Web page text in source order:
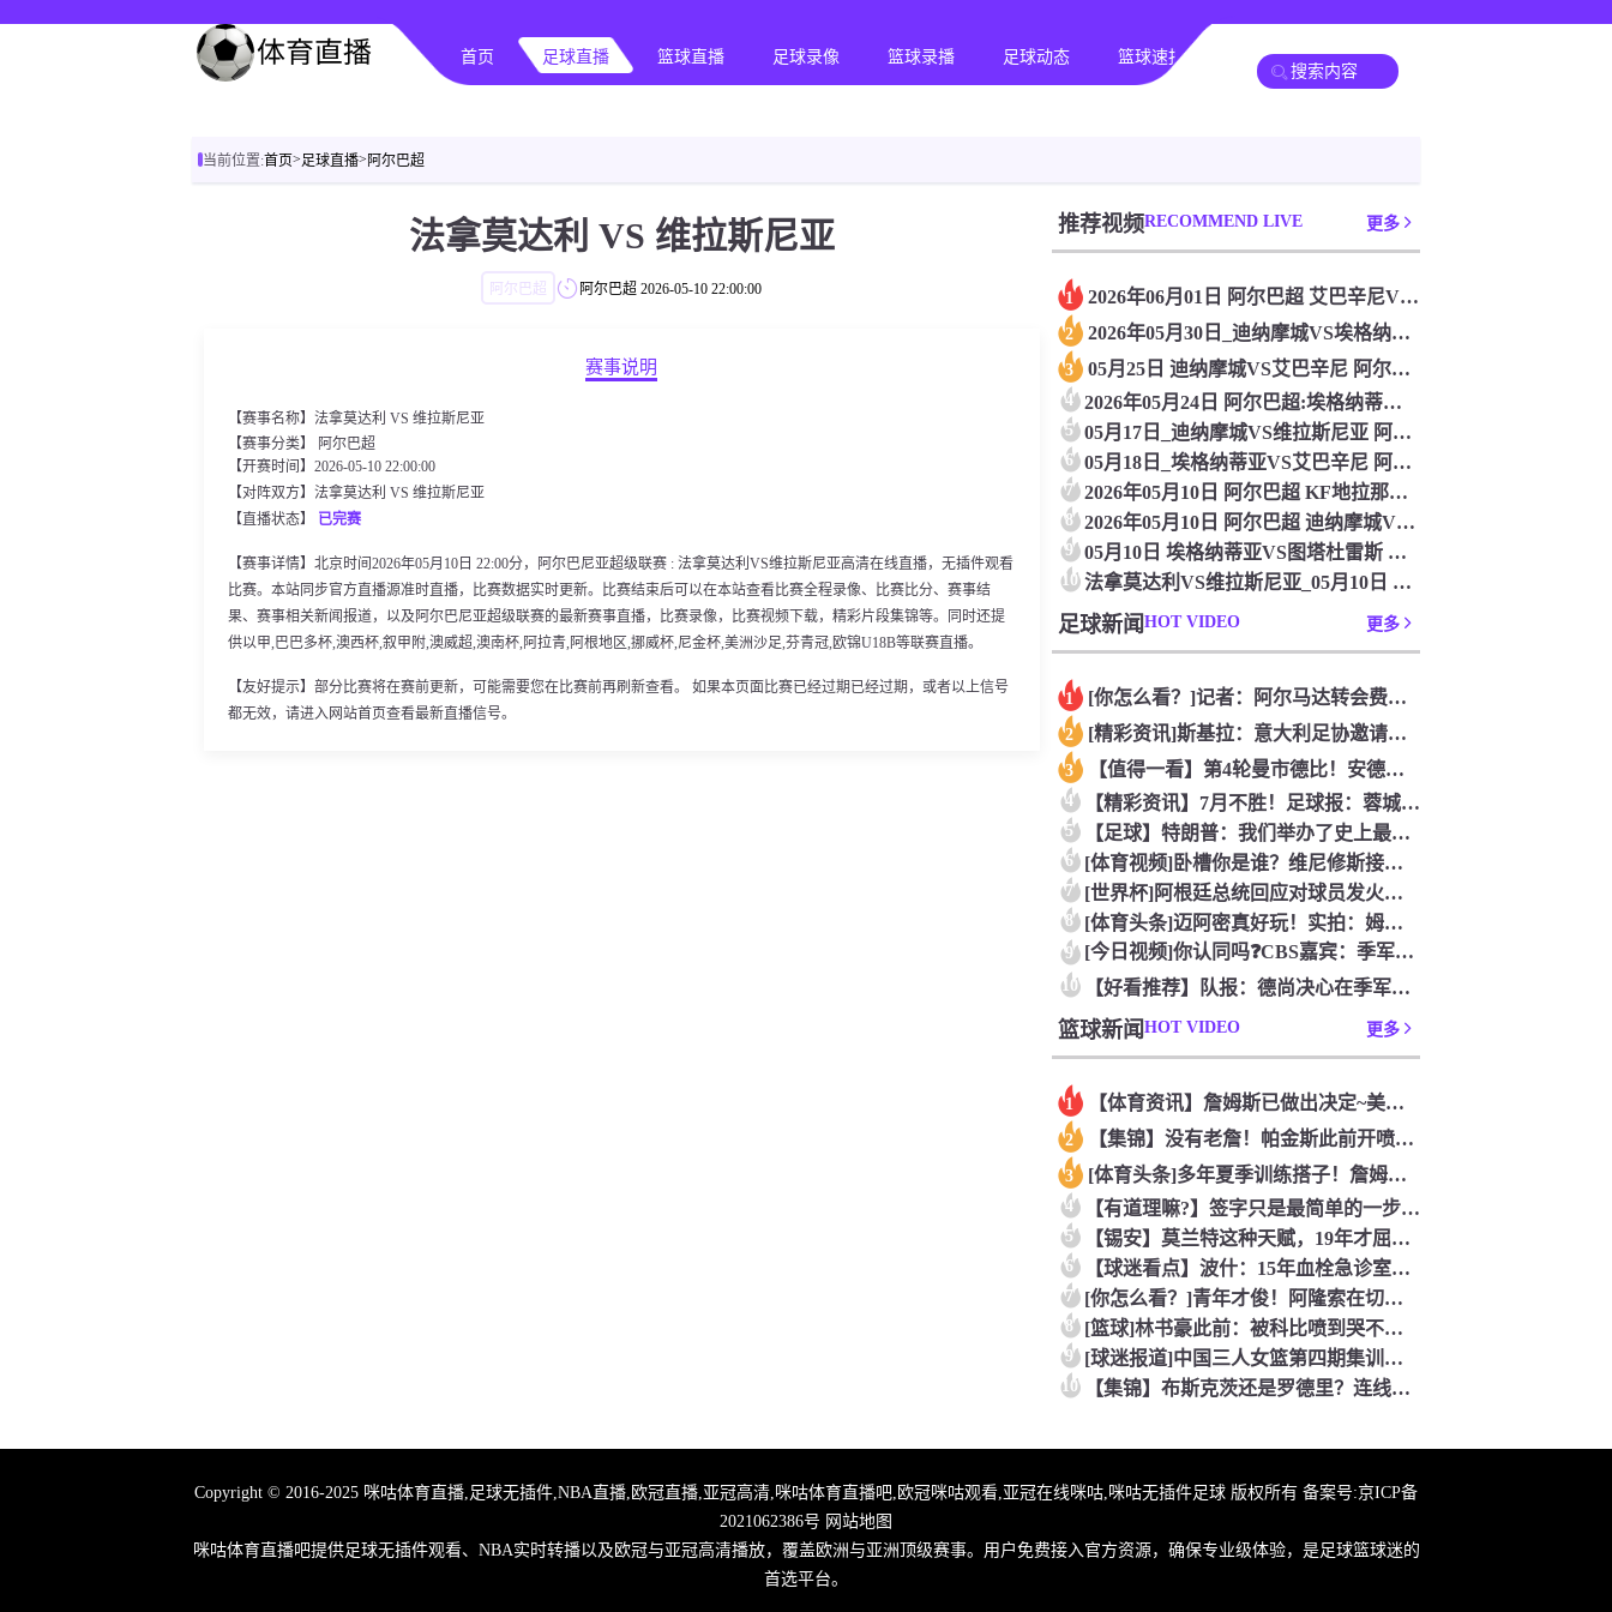
首页 足球直播 篮球直播 足球录像 篮球录播 足球动态 篮球速报 全球联赛
当前位置:首页>足球直播> 阿尔巴超
法拿莫达利 VS 维拉斯尼亚
阿尔巴超 阿尔巴超 2026-05-10 22:00:00
赛事说明
【赛事名称】法拿莫达利 VS 维拉斯尼亚
【赛事分类】
阿尔巴超
【开赛时间】2026-05-10 22:00:00
【对阵双方】法拿莫达利 VS 维拉斯尼亚
【直播状态】 已完赛
【赛事详情】北京时间2026年05月10日 22:00分，阿尔巴尼亚超级联赛 : 法拿莫达利VS维拉斯尼亚高清在线直播，无插件观看
比赛。本站同步官方直播源准时直播，比赛数据实时更新。比赛结束后可以在本站查看比赛全程录像、比赛比分、赛事结
果、赛事相关新闻报道，以及阿尔巴尼亚超级联赛的最新赛事直播，比赛录像，比赛视频下载，精彩片段集锦等。同时还提
供以甲,巴巴多杯,澳西杯,叙甲附,澳威超,澳南杯,阿拉青,阿根地区,挪威杯,尼金杯,美洲沙足,芬青冠,欧锦U18B等联赛直播。
【友好提示】部分比赛将在赛前更新，可能需要您在比赛前再刷新查看。 如果本页面比赛已经过期已经过期，或者以上信号
都无效，请进入网站首页查看最新直播信号。
推荐视频RECOMMEND LIVE 更多
1 2026年06月01日 阿尔巴超 艾巴辛尼VS维拉斯尼亚 免
2 2026年05月30日_迪纳摩城VS埃格纳蒂亚 阿尔巴超直播
3 05月25日 迪纳摩城VS艾巴辛尼 阿尔巴超 比赛直播
4 2026年05月24日 阿尔巴超:埃格纳蒂亚VS维拉斯尼亚_
5 05月17日_迪纳摩城VS维拉斯尼亚 阿尔巴超直播 在线观看
6 05月18日_埃格纳蒂亚VS艾巴辛尼 阿尔巴超直播 比赛在线
7 2026年05月10日 阿尔巴超 KF地拉那VS艾巴辛尼 无
8 2026年05月10日 阿尔巴超 迪纳摩城VS地拉那游击 免
9 05月10日 埃格纳蒂亚VS图塔杜雷斯 阿尔巴超[高清直播]
10 法拿莫达利VS维拉斯尼亚_05月10日 阿尔巴超[免费直播]
足球新闻 HOT VIDEO 更多
1 [你怎么看？]记者：阿尔马达转会费固定金额约2300万欧，外
2 [精彩资讯]斯基拉：意大利足协邀请布冯担任国家队领队，但遭到
3 【值得一看】第4轮曼市德比！安德森：从我知道曼市，曼城就是这
4 【精彩资讯】7月不胜！足球报：蓉城双冠王梦碎，近期成绩下滑要
5 【足球】特朗普：我们举办了史上最成功的一届世界杯
6 [体育视频]卧槽你是谁？维尼修斯接受下巴轮廓医美塑形，突然变
7 [世界杯]阿根廷总统回应对球员发火传言：我疯了才怪球员？全是
8 [体育头条]迈阿密真好玩！实拍：姆巴佩和女友被路人拍到在夜店
9 [今日视频]你认同吗❓️CBS嘉宾：季军赛的数据不应算进去，
10 【好看推荐】队报：德尚决心在季军赛体面告别，不希望以两连败收
篮球新闻 HOT VIDEO 更多
1 【体育资讯】詹姆斯已做出决定~美记：NBA预计会如期公布新赛
2 【集锦】没有老詹！帕金斯此前开喷：湖人靠东契奇和里夫斯没人会
3 [体育头条]多年夏季训练搭子！詹姆斯此前已经和马克西一同训练
4 【有道理嘛?】签字只是最简单的一步！米兰继续补充生力军！
5 【锡安】莫兰特这种天赋，19年才屈居第二，原来是出了锡安这个
6 【球迷看点】波什：15年血栓急诊室吸氧看到球队交易，我仍想复
7 [你怎么看？]青年才俊！阿隆索在切尔西上任后的第七堂训练课！
8 [篮球]林书豪此前：被科比喷到哭不是真的，但我和他曾五个月没
9 [球迷报道]中国三人女篮第四期集训开启 全力备战亚运会&奥运
10 【集锦】布斯克茨还是罗德里？连线博斯克：大师的选择会是谁？
Copyright © 2016-2025 咪咕体育直播,足球无插件,NBA直播,欧冠直播,亚冠高清,咪咕体育直播吧,欧冠咪咕观看,亚冠在线咪咕,咪咕无插件足球 版权所有 备案号:京ICP备
2021062386号 网站地图
咪咕体育直播吧提供足球无插件观看、NBA实时转播以及欧冠与亚冠高清播放，覆盖欧洲与亚洲顶级赛事。用户免费接入官方资源，确保专业级体验，是足球篮球迷的
首选平台。